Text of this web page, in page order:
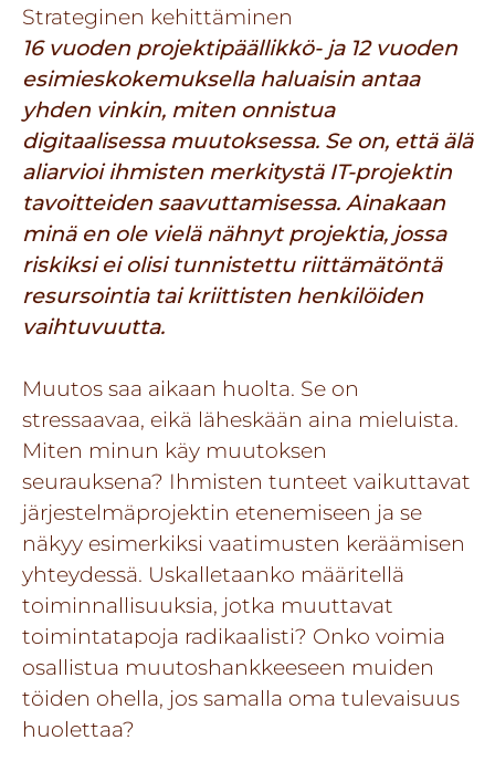
Strateginen kehittäminen
16 vuoden projektipäällikkö- ja 12 vuoden
esimieskokemuksella haluaisin antaa
yhden vinkin, miten onnistua
digitaalisessa muutoksessa. Se on, että älä
aliarvioi ihmisten merkitystä IT-projektin
tavoitteiden saavuttamisessa. Ainakaan
minä en ole vielä nähnyt projektia, jossa
riskiksi ei olisi tunnistettu riittämätöntä
resursointia tai kriittisten henkilöiden
vaihtuvuutta.
Muutos saa aikaan huolta. Se on
stressaavaa, eikä läheskään aina mieluista.
Miten minun käy muutoksen
seurauksena? Ihmisten tunteet vaikuttavat
järjestelmäprojektin etenemiseen ja se
näkyy esimerkiksi vaatimusten keräämisen
yhteydessä. Uskalletaanko määritellä
toiminnallisuuksia, jotka muuttavat
toimintatapoja radikaalisti? Onko voimia
osallistua muutoshankkeeseen muiden
töiden ohella, jos samalla oma tulevaisuus
huolettaa?